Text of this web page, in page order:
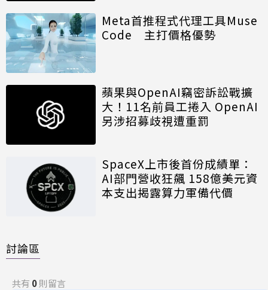
Meta首推程式代理工具Muse
Code 主打價格優勢
蘋果與OpenAI竊密訴訟戰擴
大！11名前員工捲入 OpenAI
另涉招募歧視遭重罰
SpaceX上市後首份成績單：
AI部門營收狂飆 158億美元資
本支出揭露算力軍備代價
討論區
共有 0則留言